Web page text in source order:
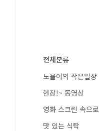
전체분류
노을이의 작은일상
현장!~ 동영상
영화 스크린 속으로
맛 있는 식탁